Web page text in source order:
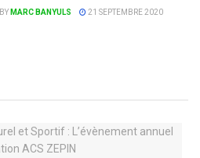
BY MARC BANYULS 21 SEPTEMBRE 2020